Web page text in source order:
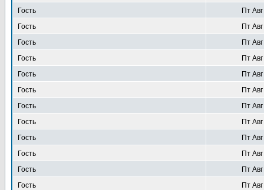
Гость
Пт
Гость
Пт
Гость
Пт
Гость
Пт
Гость
Пт
Гость
Пт
Гость
Пт
Гость
Пт
Гость
Пт
Гость
Пт
Гость
Пт
Гость
Пт